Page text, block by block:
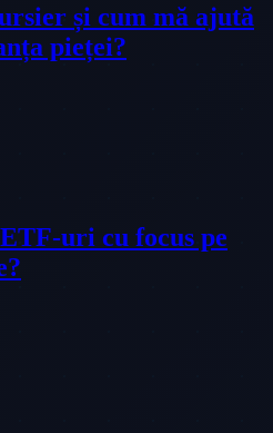
și cum mă ajută
pieței?
uri cu focus pe